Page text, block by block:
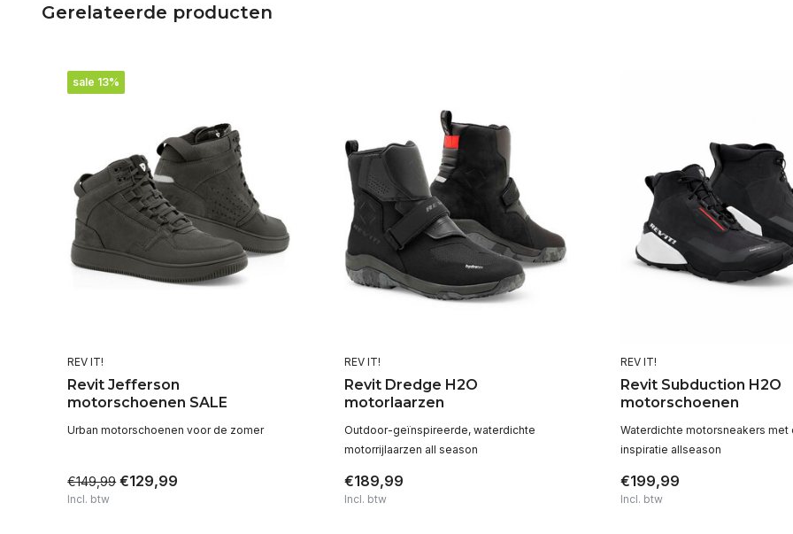
Gerelateerde producten
sale 13%
REV IT!
Revit Jefferson
motorschoenen SALE
Urban motorschoenen voor de zomer
€149,99 €129,99
Incl. btw
REV IT!
Revit Dredge H2O
motorlaarzen
Outdoor-geïnspireerde, waterdichte
motorrijlaarzen all season
€189,99
Incl. btw
REV IT!
Revit Subduction H2O
motorschoenen
Waterdichte motorsneakers met
inspiratie allseason
€199,99
Incl. btw